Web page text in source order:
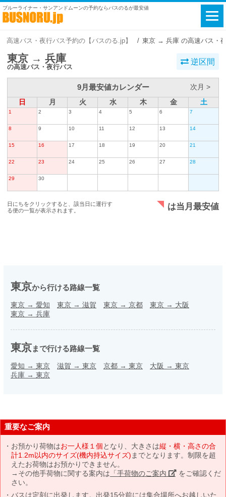
ブルーライナー・サンアンドムーンの予約ならバスのるが最安値
高速バス・夜行バス予約の【バスのる.jp】 東京 → 兵庫 の高速バス・
東京 → 兵庫
の高速バス・夜行バス
逆区間
9月最安値カレンダー
次月 >
日
月 火 水 木 金 土
1 2 3 4 5 6 7
8 9 10 11 12 13 14
15 16 17 18 19 20 21
22 23 24 25 26 27 28
29 30
日にちをクリックすると、該当日に運行す
る便の一覧が表示されます。
は当月最安値
東京から行ける路線一覧
東京 → 愛知 東京 → 滋賀 東京 → 京都 東京 → 大阪
東京 → 兵庫
東京まで行ける路線一覧
愛知 → 東京 滋賀 → 東京 京都 → 東京 大阪 → 東京
兵庫 → 東京
重要なご案内
お預かり荷物はお一人様１個となり、大きさは縦・横・高さの合
計1.2m以内のサイズ(機内持込サイズ) までとなります。制限を超
えたお荷物はお預かりできません。
→その他手荷物に関する案内は 「手荷物のご案内」 をご確認くだ
さい。
バスは定刻に出発します。出発15分前には集合場所へお越しいた